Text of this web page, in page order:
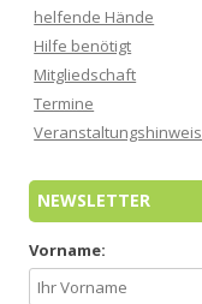
helfende Hände
Hilfe benötigt
Mitgliedschaft
Termine
Veranstaltungshinweis
NEWSLETTER
Vorname: